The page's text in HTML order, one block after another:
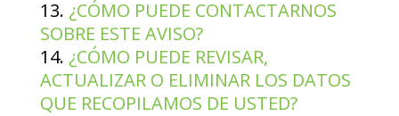
¿CÓMO PUEDE CONTACTARNOS
SOBRE ESTE AVISO?
¿CÓMO PUEDE REVISAR,
ACTUALIZAR O ELIMINAR LOS DATOS
QUE RECOPILAMOS DE USTED?